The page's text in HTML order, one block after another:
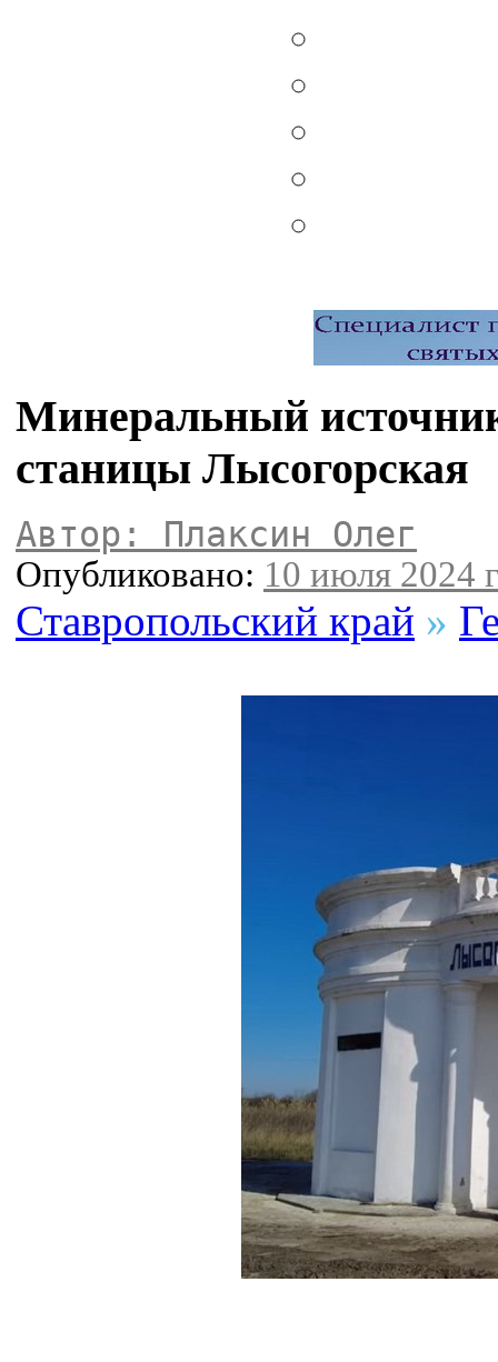
Минеральный
станицы Лысогорская
Автор: Плаксин Олег
Опубликовано: 10 июля 2024
Ставропольский край »